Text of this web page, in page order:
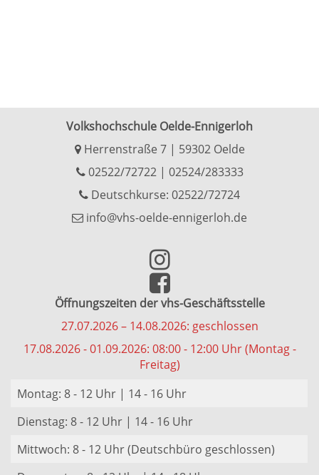
Volkshochschule Oelde-Ennigerloh
Herrenstraße 7 | 59302 Oelde
02522/72722| 02524/283333
Deutschkurse: 02522/72724
info@vhs-oelde-ennigerloh.de
Öffnungszeiten der vhs-Geschäftsstelle
27.07.2026 – 14.08.2026: geschlossen
17.08.2026 - 01.09.2026: 08:00 - 12:00 Uhr (Montag -
Freitag)
Montag: 8 - 12 Uhr | 14 - 16 Uhr
Dienstag: 8 - 12 Uhr | 14 - 16 Uhr
Mittwoch: 8 - 12 Uhr (Deutschbüro geschlossen)